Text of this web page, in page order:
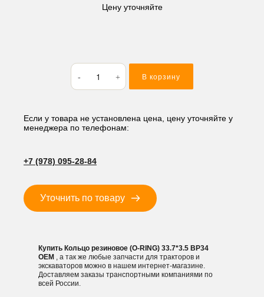
Цену уточняйте
Количество
товара
Кольцо
(O-
RING)
В корзину
Если у товара не установлена цена, цену уточняйте у
менеджера по телефонам:
+7 (978) 095-28-84
Уточнить по товару
Купить Кольцо резиновое (O-RING) 33.7*3.5 BP34
OEM , а так же любые запчасти для тракторов и
экскаваторов можно в нашем интернет-магазине.
Доставляем заказы транспортными компаниями по
всей России.